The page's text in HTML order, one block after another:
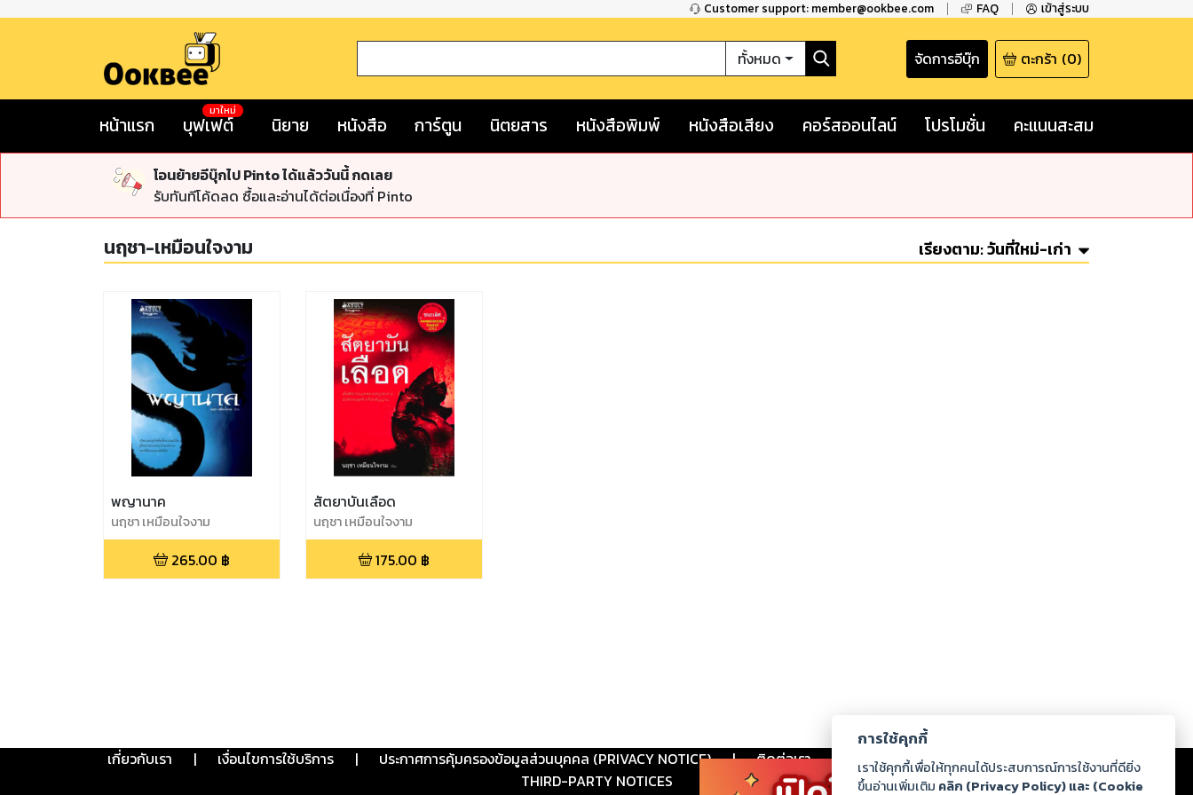
Customer support: member@ookbee.com FAQ เข้าสู่ระบบ
ทั้งหมด จัดการอีบุ๊ก ตะกร้า (0)
หน้าแรก บุฟเฟต์
มาใหม่
นิยาย หนังสือ การ์ตูน นิตยสาร หนังสือพิมพ์ หนังสือเสียง คอร์สออนไลน์ โปรโมชั่น คะแนนสะสม
โอนย้ายอีบุ๊กไป Pinto ได้แล้ววันนี้ กดเลย
รับทันทีโค้ดลด ซื้อและอ่านได้ต่อเนื่องที่ Pinto
นฤชา-เหมือนใจงาม เรียงตาม:วันที่ใหม่-เก่า
พญานาค
นฤชา เหมือนใจงาม
265.00 ฿
สัตยาบันเลือด
นฤชา เหมือนใจงาม
175.00 ฿
เกี่ยวกับเรา | เงื่อนไขการใช้บริการ | ประกาศการคุ้มครองข้อมูลส่วนบุคคล (PRIVACY NOTICE) | ติดต่อเรา ร่วมงานกับเรา ดาวน์โหลด
THIRD-PARTY NOTICES
การใช้คุกกี้
เราใช้คุกกี้เพื่อให้ทุกคนได้ประสบการณ์การใช้งานที่ดียิ่ง
ขึ้นอ่านเพิ่มเติม คลิก (Privacy Policy) และ (Cookie